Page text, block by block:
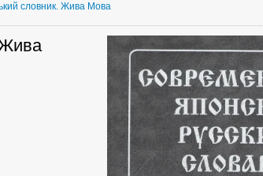
словник. Жива Мова
Жива